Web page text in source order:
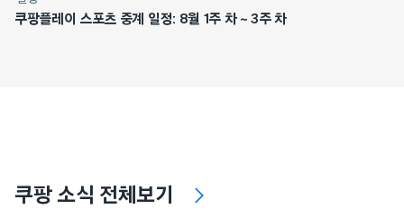
쿠팡플레이 스포츠 중계 일정: 8월 1주 차 ~ 3주 차
쿠팡 소식 전체보기